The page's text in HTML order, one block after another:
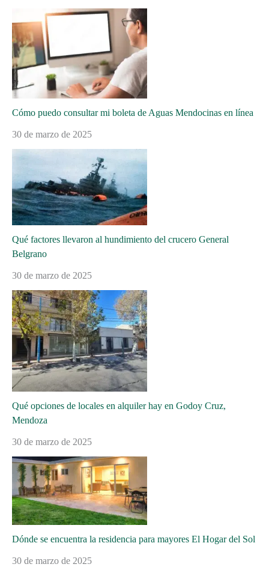
Cómo puedo consultar mi boleta de Aguas Mendocinas en línea
30 de marzo de 2025
Qué factores llevaron al hundimiento del crucero General
Belgrano
30 de marzo de 2025
Qué opciones de locales en alquiler hay en Godoy Cruz,
Mendoza
30 de marzo de 2025
Dónde se encuentra la residencia para mayores El Hogar del Sol
30 de marzo de 2025